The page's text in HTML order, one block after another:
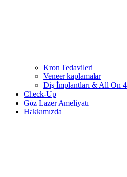
Kron Tedavileri
Veneer kaplamalar
Diş İmplantları & All On 4
Check-Up
Göz Lazer Ameliyatı
Hakkımızda